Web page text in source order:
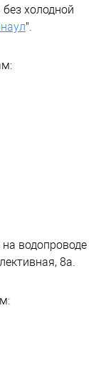
холодной
".
водопроводе
8а.